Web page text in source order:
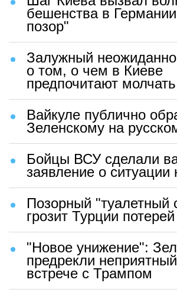
бешенства в
позор"
Залужный неожиданно
о том, о чем в Киеве
предпочитают молчать
Вайкуле публично
Зеленскому на
Бойцы ВСУ сделали
заявление о
Позорный "туалетный
грозит Турции
"Новое унижение":
предрекли
встрече с Трампом